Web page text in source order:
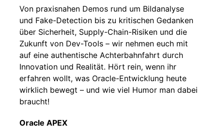
Von praxisnahen Demos rund um Bildanalyse
und Fake-Detection bis zu kritischen Gedanken
über Sicherheit, Supply-Chain-Risiken und die
Zukunft von Dev-Tools – wir nehmen euch mit
auf eine authentische Achterbahnfahrt durch
Innovation und Realität. Hört rein, wenn ihr
erfahren wollt, was Oracle-Entwicklung heute
wirklich bewegt – und wie viel Humor man dabei
braucht!
Oracle APEX